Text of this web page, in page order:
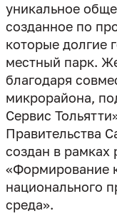
уникальное
созданное по
которые долгие
местный парк.
благодаря
микрорайона,
Сервис
Правительства
создан в рамках
«Формирование
национального
среда».